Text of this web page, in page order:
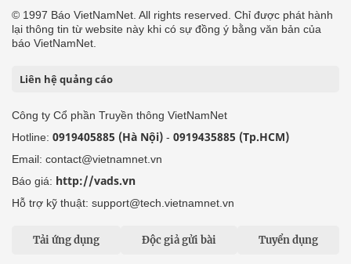
© 1997 Báo VietNamNet. All rights reserved. Chỉ được phát hành
lại thông tin từ website này khi có sự đồng ý bằng văn bản của
báo VietNamNet.
Liên hệ quảng cáo
Công ty Cổ phần Truyền thông VietNamNet
Hotline: 0919405885 (Hà Nội) - 0919435885 (Tp.HCM)
Email: contact@vietnamnet.vn
Báo giá: http://vads.vn
Hỗ trợ kỹ thuật: support@tech.vietnamnet.vn
Tải ứng dụng Độc giả gửi bài Tuyển dụng